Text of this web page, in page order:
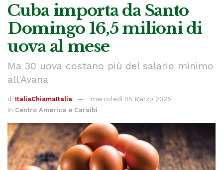
Cuba importa da Santo
Domingo 16,5 milioni di
uova al mese
Ma 30 uova costano più del salario minimo
all'Avana
di ItaliaChiamaItalia
mercoledì 05 Marzo 2025
in Centro America e Caraibi